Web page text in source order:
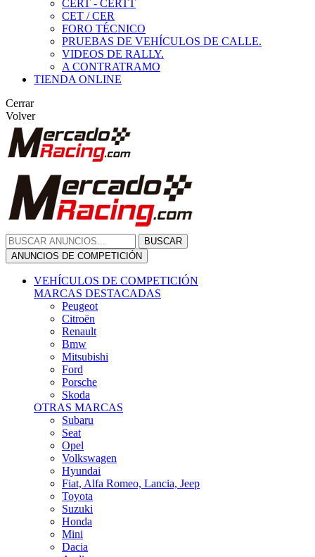
CERT - CERTT
CET / CER
FORO TÉCNICO
PRUEBAS DE VEHÍCULOS DE CALLE.
VIDEOS DE RALLY.
A CONTRATRAMO
TIENDA ONLINE
Cerrar
Volver
BUSCAR
ANUNCIOS DE COMPETICIÓN
VEHÍCULOS DE COMPETICIÓN
MARCAS DESTACADAS
Peugeot
Citroën
Renault
Bmw
Mitsubishi
Ford
Porsche
Skoda
OTRAS MARCAS
Subaru
Seat
Opel
Volkswagen
Hyundai
Fiat, Alfa Romeo, Lancia, Jeep
Toyota
Suzuki
Honda
Mini
Dacia